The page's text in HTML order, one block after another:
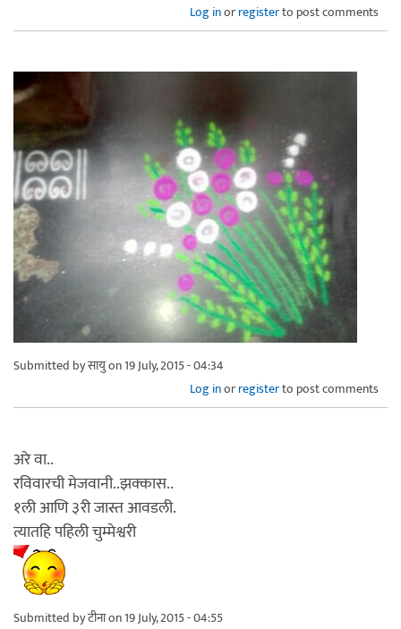
Log inorregisterto post comments
Submitted byसायुon 19 July, 2015 - 04:34
Log inorregisterto post comments
अरे वा..
रविवारची मेजवानी..झक्कास..
१ली आणि ३री जास्त आवडली.
त्यातहि पहिली चुम्मेश्वरी
Submitted byटीनाon 19 July, 2015 - 04:55